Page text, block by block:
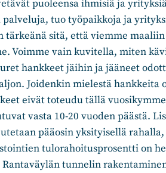
puoleensa ihmisiä ja
tuo työpaikkoja ja
sitä, että viemme
Voimme vain kuvitella, miten
hankkeet jäihin ja jääneet
Joidenkin mielestä hankkeita
eivät toteudu tällä
vasta 10-20 vuoden päästä.
pääosin yksityisellä
tulorahoitusprosentti on
tunnelin